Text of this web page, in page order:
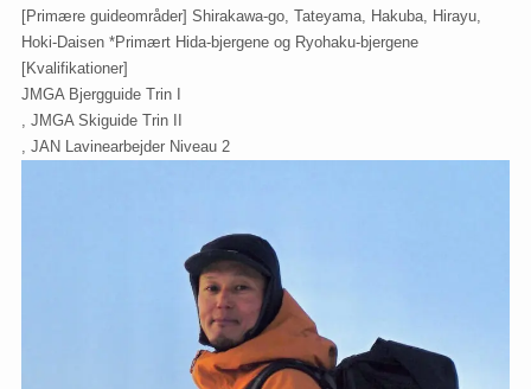
[Primære guideområder] Shirakawa-go, Tateyama, Hakuba, Hirayu,
Hoki-Daisen *Primært Hida-bjergene og Ryohaku-bjergene
[Kvalifikationer]
JMGA Bjergguide Trin I
, JMGA Skiguide Trin II
, JAN Lavinearbejder Niveau 2